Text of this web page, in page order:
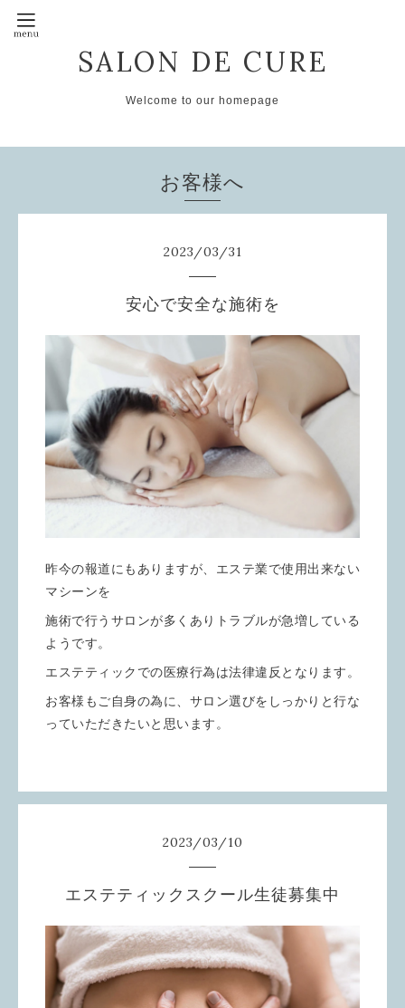
SALON DE CURE
Welcome to our homepage
お客様へ
2023/03/31
安心で安全な施術を
昨今の報道にもありますが、エステ業で使用出来ない
マシーンを
施術で行うサロンが多くありトラブルが急増している
ようです。
エステティックでの医療行為は法律違反となります。
お客様もご自身の為に、サロン選びをしっかりと行な
っていただきたいと思います。
2023/03/10
エステティックスクール生徒募集中